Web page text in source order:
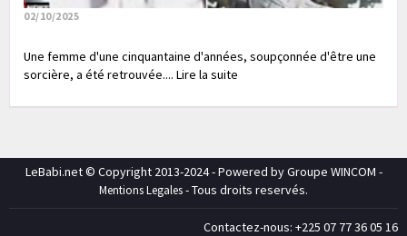
02/10/2025
Une femme d'une cinquantaine d'années, soupçonnée d'être une
sorcière, a été retrouvée.... Lire la suite
LeBabi.net © Copyright 2013-2024 - Powered by Groupe WINCOM -
Mentions Legales- Tous droits reservés.
Contactez-nous: +225 07 77 36 05 16